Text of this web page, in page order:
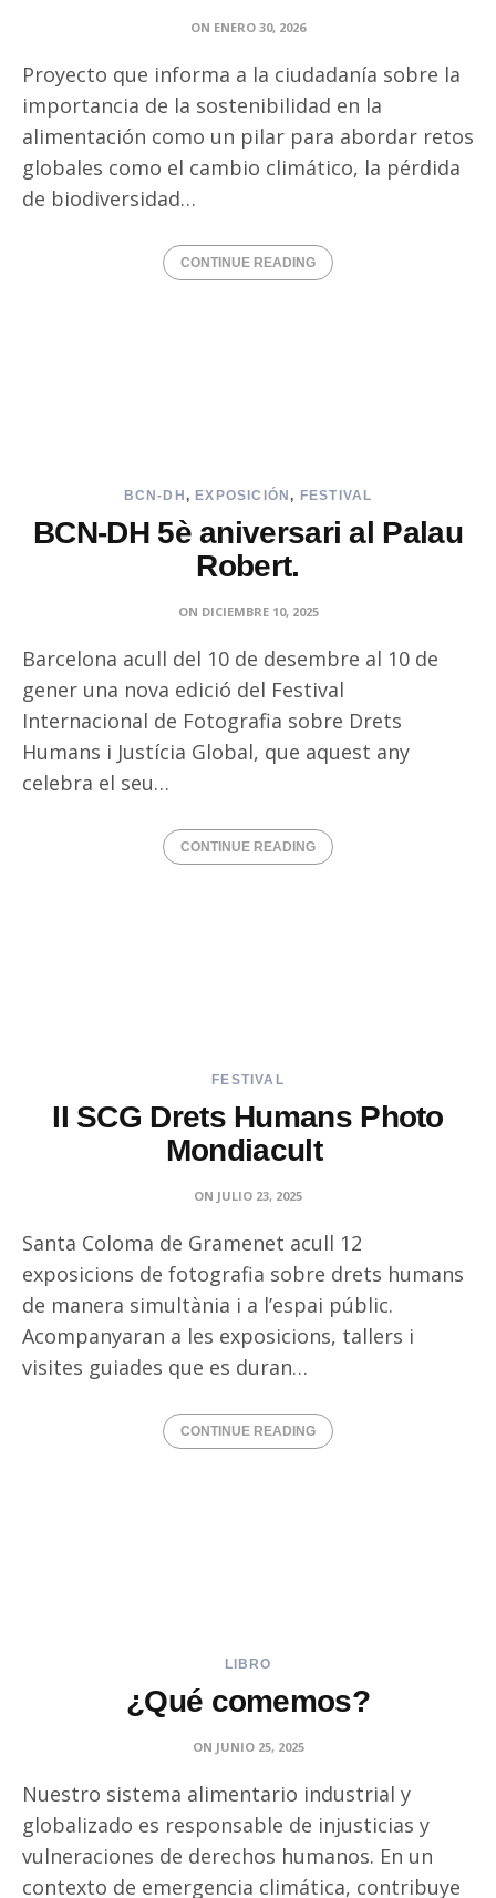
ON ENERO 30, 2026
Proyecto que informa a la ciudadanía sobre la
importancia de la sostenibilidad en la
alimentación como un pilar para abordar retos
globales como el cambio climático, la pérdida
de biodiversidad…
CONTINUE READING
BCN-DH , EXPOSICIÓN, FESTIVAL
BCN-DH 5è aniversari al Palau
Robert.
ON DICIEMBRE 10, 2025
Barcelona acull del 10 de desembre al 10 de
gener una nova edició del Festival
Internacional de Fotografia sobre Drets
Humans i Justícia Global, que aquest any
celebra el seu…
CONTINUE READING
FESTIVAL
II SCG Drets Humans Photo
Mondiacult
ON JULIO 23, 2025
Santa Coloma de Gramenet acull 12
exposicions de fotografia sobre drets humans
de manera simultània i a l’espai públic.
Acompanyaran a les exposicions, tallers i
visites guiades que es duran…
CONTINUE READING
LIBRO
¿Qué comemos?
ON JUNIO 25, 2025
Nuestro sistema alimentario industrial y
globalizado es responsable de injusticias y
vulneraciones de derechos humanos. En un
contexto de emergencia climática, contribuye